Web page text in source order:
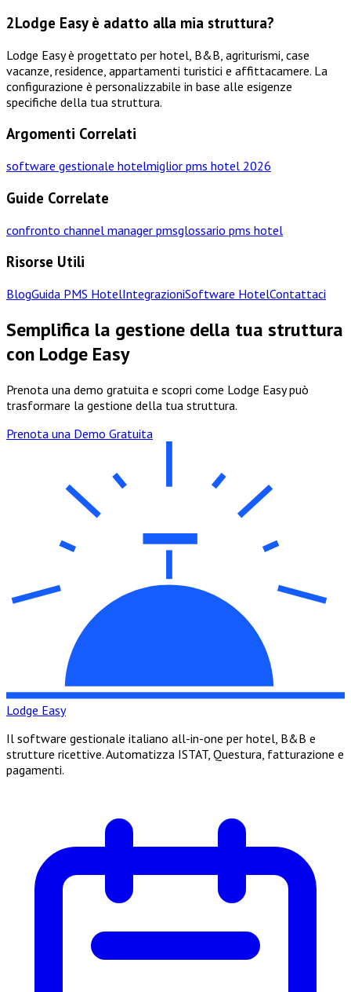
2Lodge Easy è adatto alla mia struttura?
Lodge Easy è progettato per hotel, B&B, agriturismi, case
vacanze, residence, appartamenti turistici e affittacamere. La
configurazione è personalizzabile in base alle esigenze
specifiche della tua struttura.
Argomenti Correlati
software gestionale hotelmiglior pms hotel 2026
Guide Correlate
confronto channel manager pmsglossario pms hotel
Risorse Utili
BlogGuida PMS HotelIntegrazioniSoftware HotelContattaci
Semplifica la gestione della tua struttura
con Lodge Easy
Prenota una demo gratuita e scopri come Lodge Easy può
trasformare la gestione della tua struttura.
Prenota una Demo Gratuita
Lodge Easy
Il software gestionale italiano all-in-one per hotel, B&B e
strutture ricettive. Automatizza ISTAT, Questura, fatturazione e
pagamenti.